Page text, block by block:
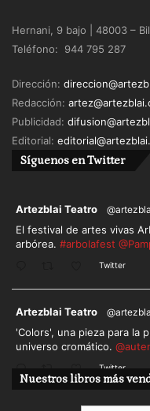
privadas, pero muy
instituciones vascas,
los últimos tiempos,
manera actual,
profesionalmente en
Calma, trazar un
se pueda y dejarse
cumplir mejor los
Hernani, 9 bajo | 48003 –
Teléfono: 944 795 287
Dirección:
Redacción:
Publicidad:
Editorial:
Síguenos en Twitter
Artezblai Teatro
El festival de artes vivas
arbórea. #arbolafest
Twitter
Artezblai Teatro
'Colors', una pieza para la
universo cromático.
Twitter
Nuestros libros más